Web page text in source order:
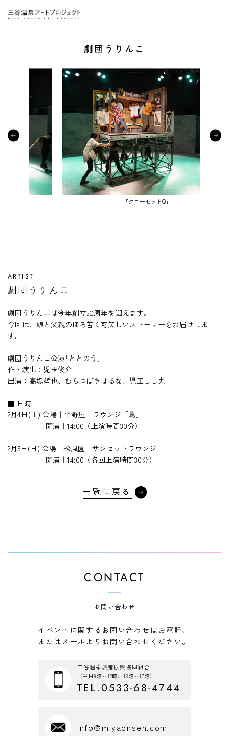
メニ
劇団うりんこ
「クローゼットQ」
ARTIST
劇団うりんこ
劇団うりんこは今年創立50周年を迎えます。
今回は、娘と父親のほろ苦く可笑しいストーリーをお届けしま
す。
劇団うりんこ公演｢ととのう｣
作・演出：児玉俊介
出演：高場哲也、むらつばきはるな、児玉しし丸
■ 日時
2月4日(土) 会場｜平野屋 ラウンジ「蔦」
開演｜14:00（上演時間30分）
2月5日(日) 会場｜松風園 サンセットラウンジ
開演｜14:00（各回上演時間30分）
一覧に戻る
CONTACT
お問い合わせ
イベントに関するお問い合わせはお電話、
またはメールよりお問い合わせください。
三谷温泉旅館振興協同組合
（平日9時～12時、13時～17時）
TEL.0533-68-4744
info@miyaonsen.com